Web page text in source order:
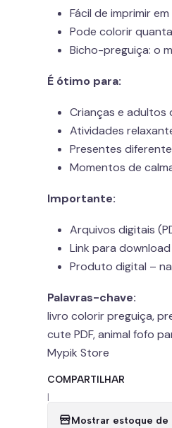
Fácil de imprimir
Pode colorir
Bicho-preguiça: o
É ótimo para:
Crianças e adultos
Atividades
Presentes
Momentos de
Importante:
Arquivos digitais
Link para
Produto digital –
Palavras-chave:
livro colorir preguiça,
cute PDF, animal fofo
Mypik Store
COMPARTILHAR
|
Mostrar estoque de